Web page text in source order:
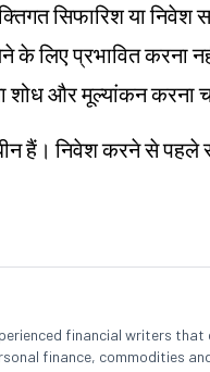
सिफारिश या निवेश
के लिए प्रभावित करना
शोध और मूल्यांकन करना
हैं। निवेश करने से पहले
financial writers
finance, commodities